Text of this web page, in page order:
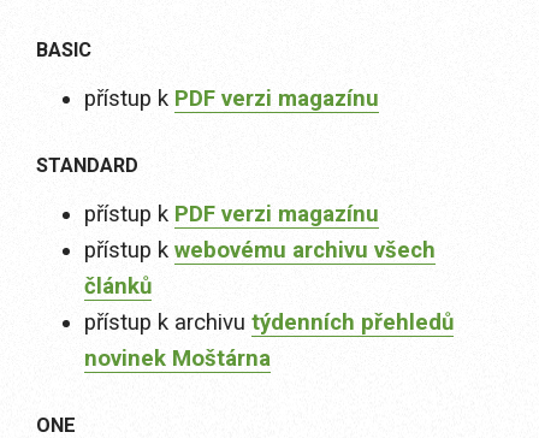
BASIC
přístup k PDF verzi magazínu
STANDARD
přístup k PDF verzi magazínu
přístup k webovému archivu všech
článků
přístup k archivu týdenních přehledů
novinek Moštárna
ONE